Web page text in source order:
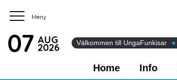
07 AUG
2026 Välkommen till UngaFunkisar ●
Home Info